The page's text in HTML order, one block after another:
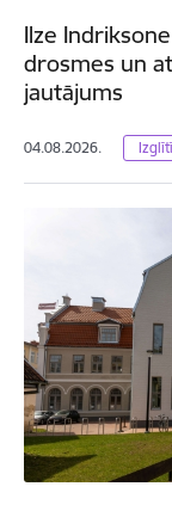
Ilze
drosmes un
jautājums
04.08.2026.